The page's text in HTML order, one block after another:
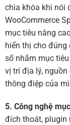
chìa khóa khi nói
WooCommerce
mục tiêu nâng
hiển thị cho
số nhắm mục
vị trí địa lý, nguồn
thông điệp của
5. Công nghệ
đích thoát, plugin